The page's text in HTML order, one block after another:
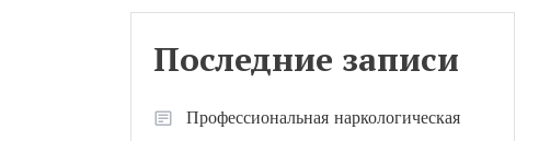
Последние записи
Профессиональная наркологическая